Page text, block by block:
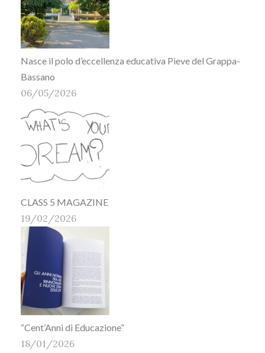
Nasce il polo d’eccellenza educativa Pieve del Grappa-
Bassano
06/05/2026
CLASS 5 MAGAZINE
19/02/2026
“Cent’Anni di Educazione”
18/01/2026